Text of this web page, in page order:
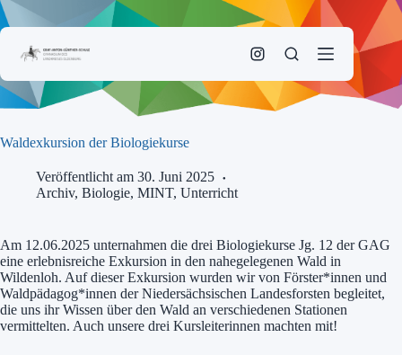
Zum
Inhalt
Waldexkursion der Biologiekurse
Veröffentlicht am 30. Juni 2025
Archiv, Biologie, MINT, Unterricht
Am 12.06.2025 unternahmen die drei Biologiekurse Jg. 12 der GAG
eine erlebnisreiche Exkursion in den nahegelegenen Wald in
Wildenloh. Auf dieser Exkursion wurden wir von Förster*innen und
Waldpädagog*innen der Niedersächsischen Landesforsten begleitet,
die uns ihr Wissen über den Wald an verschiedenen Stationen
vermittelten. Auch unsere drei Kursleiterinnen machten mit!